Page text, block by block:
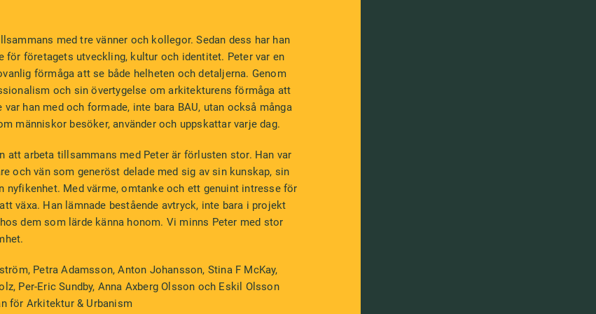
med tre vänner och kollegor. Sedan dess har han
för företagets utveckling, kultur och identitet. Peter var en
förmåga att se både helheten och detaljerna. Genom
och sin övertygelse om arkitekturens förmåga att
han med och formade, inte bara BAU, utan också många
människor besöker, använder och uppskattar varje dag.
att arbeta tillsammans med Peter är förlusten stor. Han var
och vän som generöst delade med sig av sin kunskap, sin
nyfikenhet. Med värme, omtanke och ett genuint intresse för
växa. Han lämnade bestående avtryck, inte bara i projekt
dem som lärde känna honom. Vi minns Peter med stor
Petra Adamsson, Anton Johansson, Stina F McKay,
Per-Eric Sundby, Anna Axberg Olsson och Eskil Olsson
för Arkitektur & Urbanism